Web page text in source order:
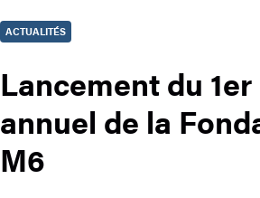
ACTUALITÉS
Lancement du
annuel de la
M6